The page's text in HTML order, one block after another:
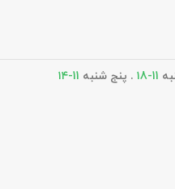
11-۱8 . پنج شنبه 11-۱۴